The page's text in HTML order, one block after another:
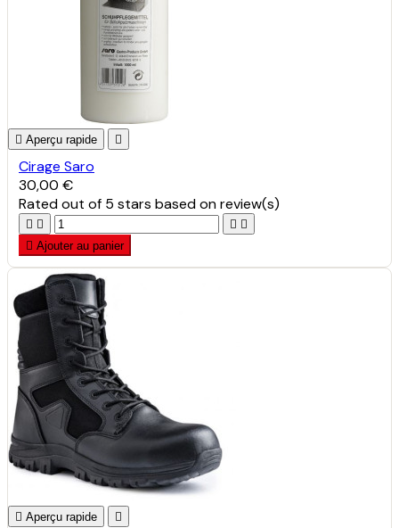
 Aperçu rapide 
Cirage Saro
30,00 €
Ratedout of 5 stars based onreview(s)
   
 Ajouter au panier
 Aperçu rapide 